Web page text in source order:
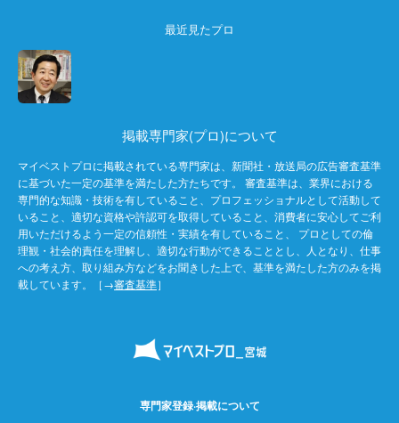
最近見たプロ
掲載専門家(プロ)について
マイベストプロに掲載されている専門家は、新聞社・放送局の広告審査基準
に基づいた一定の基準を満たした方たちです。 審査基準は、業界における
専門的な知識・技術を有していること、プロフェッショナルとして活動して
いること、適切な資格や許認可を取得していること、消費者に安心してご利
用いただけるよう一定の信頼性・実績を有していること、 プロとしての倫
理観・社会的責任を理解し、適切な行動ができることとし、人となり、仕事
への考え方、取り組み方などをお聞きした上で、基準を満たした方のみを掲
載しています。［→審査基準］
専門家登録·掲載について